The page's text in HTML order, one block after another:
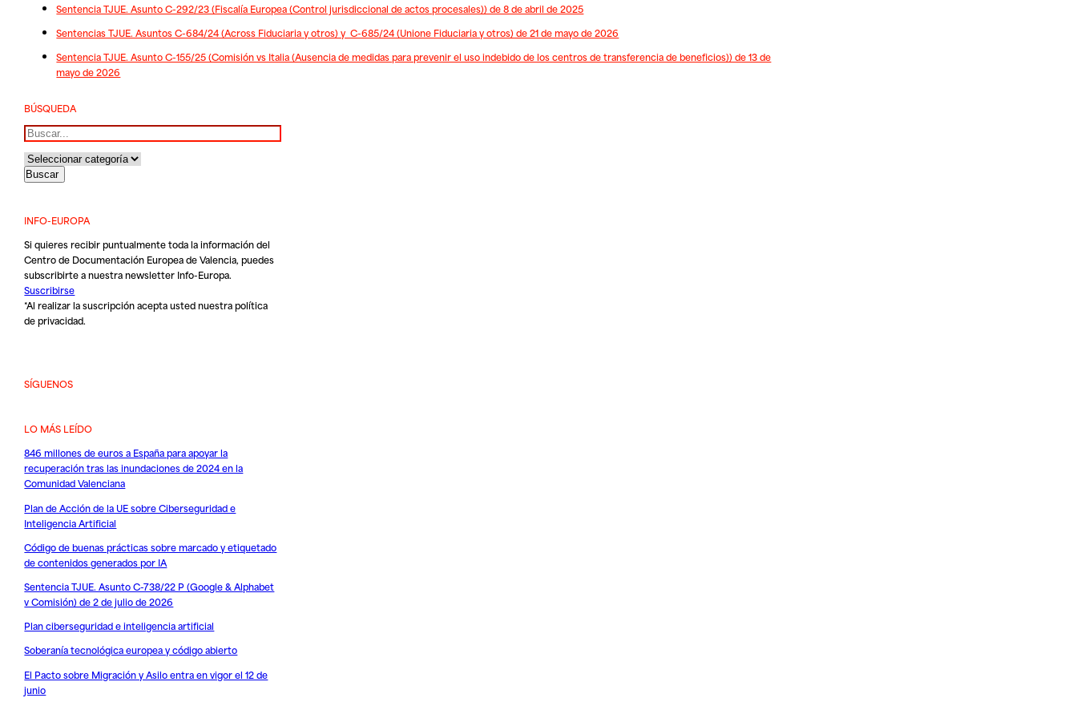
Sentencia TJUE. Asunto C-292/23 (Fiscalía Europea (Control jurisdiccional de actos procesales)) de 8 de abril de 2025
Sentencias TJUE. Asuntos C-684/24 (Across Fiduciaria y otros) y C-685/24 (Unione Fiduciaria y otros) de 21 de mayo de 2026
Sentencia TJUE. Asunto C-155/25 (Comisión vs Italia (Ausencia de medidas para prevenir el uso indebido de los centros de transferencia de beneficios)) de 13 de
mayo de 2026
BÚSQUEDA
Buscar
INFO-EUROPA
Si quieres recibir puntualmente toda la información del
Centro de Documentación Europea de Valencia, puedes
subscribirte a nuestra newsletter Info-Europa.
Suscribirse
*Al realizar la suscripción acepta usted nuestrapolítica
de privacidad.
SÍGUENOS
LO MÁS LEÍDO
846 millones de euros a España para apoyar la
recuperación tras las inundaciones de 2024 en la
Comunidad Valenciana
Plan de Acción de la UE sobre Ciberseguridad e
Inteligencia Artificial
Código de buenas prácticas sobre marcado y etiquetado
de contenidos generados por IA
Sentencia TJUE. Asunto C-738/22 P (Google & Alphabet
v Comisión) de 2 de julio de 2026
Plan ciberseguridad e inteligencia artificial
Soberanía tecnológica europea y código abierto
El Pacto sobre Migración y Asilo entra en vigor el 12 de
junio